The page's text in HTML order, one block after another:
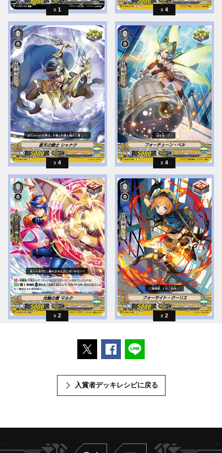
1 4
4 4
2 2
ポストするFacebookでシェアする
入賞者デッキレシピに戻る
Twitter ヴァンガードch